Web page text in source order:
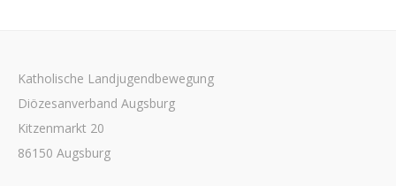
Katholische Landjugendbewegung
Diözesanverband Augsburg
Kitzenmarkt 20
86150 Augsburg